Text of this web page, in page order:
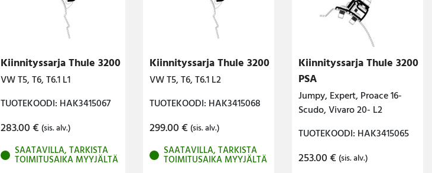
Kiinnityssarja Thule 3200
VW T5, T6, T6.1 L1
TUOTEKOODI: HAK3415067
283.00€ (sis. alv.)
SAATAVILLA, TARKISTA
TOIMITUSAIKA MYYJÄLTÄ
Kiinnityssarja Thule 3200
VW T5, T6, T6.1 L2
TUOTEKOODI: HAK3415068
299.00€ (sis. alv.)
SAATAVILLA, TARKISTA
TOIMITUSAIKA MYYJÄLTÄ
Kiinnityssarja Thule 3200
PSA
Jumpy, Expert, Proace 16-
Scudo, Vivaro 20- L2
TUOTEKOODI: HAK3415065
253.00€ (sis. alv.)